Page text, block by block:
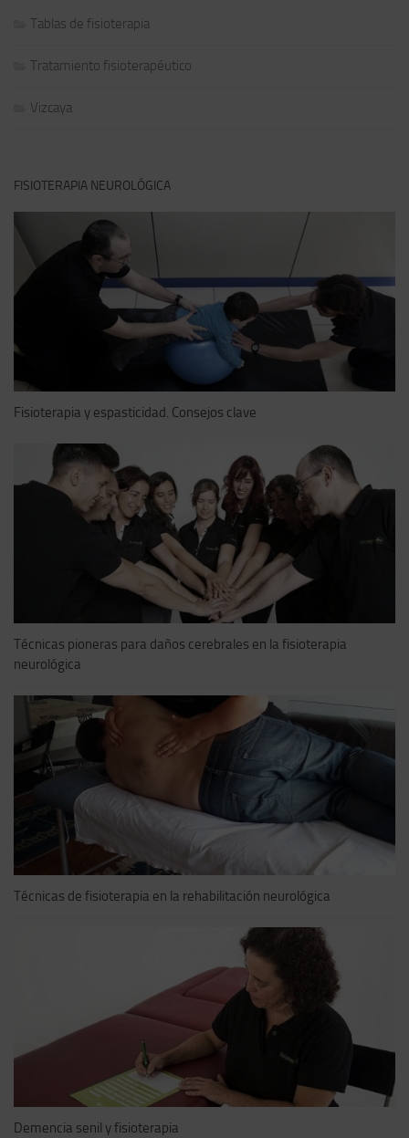
Tablas de fisioterapia
Tratamiento fisioterapéutico
Vizcaya
FISIOTERAPIA NEUROLÓGICA
Fisioterapia y espasticidad. Consejos clave
Técnicas pioneras para daños cerebrales en la fisioterapia
neurológica
Técnicas de fisioterapia en la rehabilitación neurológica
Demencia senil y fisioterapia